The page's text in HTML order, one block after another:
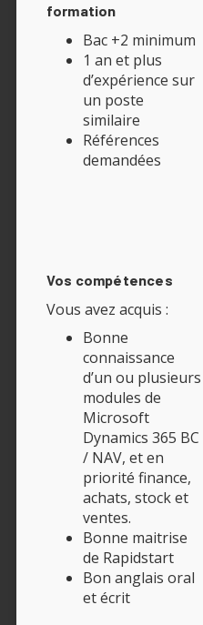
formation
Bac +2 minimum
1 an et plus
d’expérience sur
un poste
similaire
Références
demandées
Vos compétences
Vous avez acquis :
Bonne
connaissance
d’un ou plusieurs
modules de
Microsoft
Dynamics 365 BC
/ NAV, et en
priorité finance,
achats, stock et
ventes.
Bonne maitrise
de Rapidstart
Bon anglais oral
et écrit